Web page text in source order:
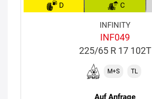
D C
INFINITY
INF049
225/65 R 17 102T
M+S TL
Auf Anfrage